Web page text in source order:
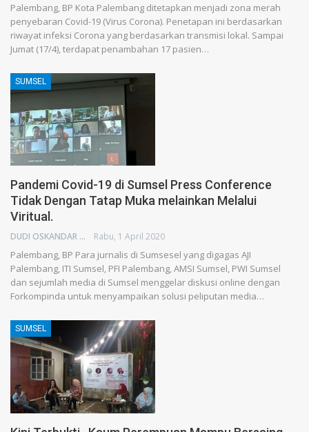
Palembang, BP Kota Palembang ditetapkan menjadi zona merah
penyebaran Covid-19 (Virus Corona). Penetapan ini berdasarkan
riwayat infeksi Corona yang berdasarkan transmisi lokal. Sampai
Jumat (17/4), terdapat penambahan 17 pasien…
SUMSEL
Pandemi Covid-19 di Sumsel Press Conference
Tidak Dengan Tatap Muka melainkan Melalui
Viritual.
DUDI OSKANDAR Rabu, 1 April 2020
Palembang, BP Para jurnalis di Sumsesel yang digagas AJI
Palembang, ITI Sumsel, PFI Palembang, AMSI Sumsel, PWI Sumsel
dan sejumlah media di Sumsel menggelar diskusi online dengan
Forkompinda untuk menyampaikan solusi peliputan media…
SUMSEL